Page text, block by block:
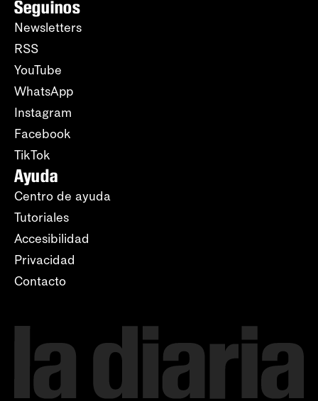
Seguinos
Newsletters
RSS
YouTube
WhatsApp
Instagram
Facebook
TikTok
Ayuda
Centro de ayuda
Tutoriales
Accesibilidad
Privacidad
Contacto